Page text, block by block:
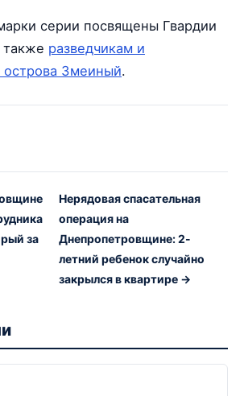
серии посвящены Гвардии
также разведчикам и
Змеиный.
за
Нерядовая спасательная
операция на
Днепропетровщине: 2-
летний ребенок случайно
закрылся в квартире →